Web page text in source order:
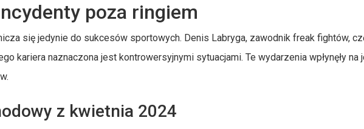
poza ringiem
się jedynie do sukcesów sportowych. Denis Labryga, zawodnik freak fightów,
kariera naznaczona jest kontrowersyjnymi sytuacjami. Te wydarzenia wpłynęły na
z kwietnia 2024